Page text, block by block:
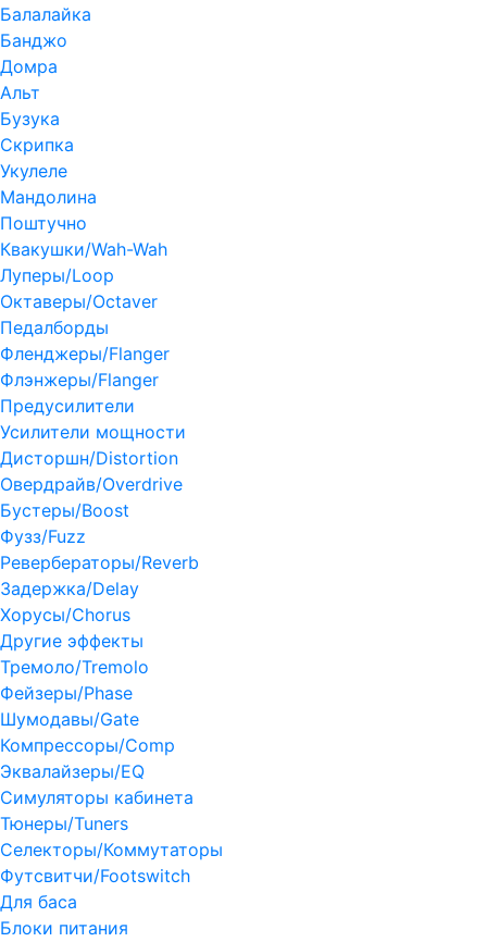
Балалайка
Банджо
Домра
Альт
Бузука
Скрипка
Укулеле
Мандолина
Поштучно
Квакушки/Wah-Wah
Луперы/Loop
Октаверы/Octaver
Педалборды
Фленджеры/Flanger
Флэнжеры/Flanger
Предусилители
Усилители мощности
Дисторшн/Distortion
Овердрайв/Overdrive
Бустеры/Boost
Фузз/Fuzz
Ревербераторы/Reverb
Задержка/Delay
Хорусы/Chorus
Другие эффекты
Тремоло/Tremolo
Фейзеры/Phase
Шумодавы/Gate
Компрессоры/Comp
Эквалайзеры/EQ
Симуляторы кабинета
Тюнеры/Tuners
Селекторы/Коммутаторы
Футсвитчи/Footswitch
Для баса
Блоки питания